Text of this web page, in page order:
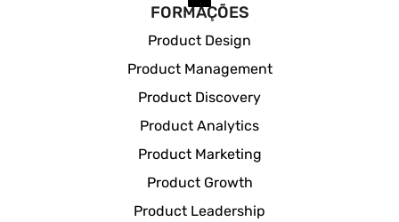
FORMAÇÕES
Product Design
Product Management
Product Discovery
Product Analytics
Product Marketing
Product Growth
Product Leadership